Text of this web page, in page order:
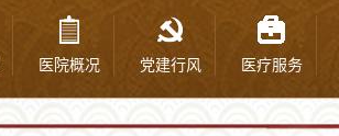
医院概况 党建行风 医疗服务